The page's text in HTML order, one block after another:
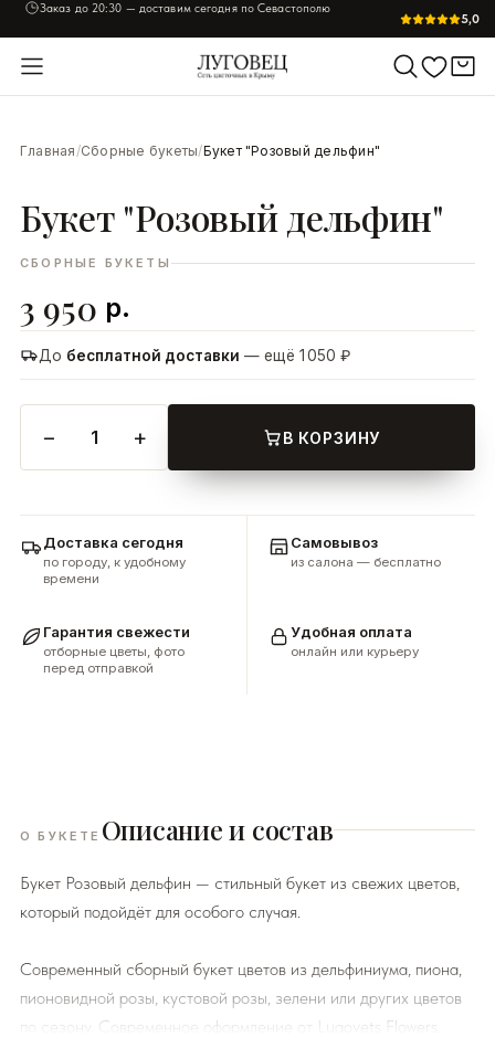
Заказ до 20:30 — доставим сегодня по Севастополю
5,0
Главная/Сборные букеты/Букет "Розовый дельфин"
Букет "Розовый дельфин"
СБОРНЫЕ БУКЕТЫ
3 950 р.
До бесплатной доставки — ещё 1 050 ₽
− 1 + В КОРЗИНУ
Доставка сегодня
по городу, к удобному
времени
Самовывоз
из салона — бесплатно
Гарантия свежести
отборные цветы, фото
перед отправкой
Удобная оплата
онлайн или курьеру
О БУКЕТЕ Описание и состав
Букет Розовый дельфин — стильный букет из свежих цветов,
который подойдёт для особого случая.
Современный сборный букет цветов из дельфиниума, пиона,
пионовидной розы, кустовой розы, зелени или других цветов
по сезону. Современное оформление от Lugovets Flowers.